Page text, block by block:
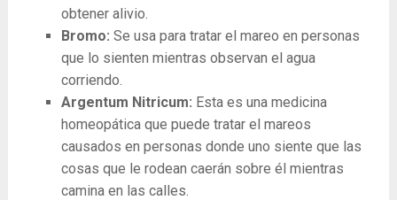
obtener alivio.
Bromo: Se usa para tratar el mareo en personas
que lo sienten mientras observan el agua
corriendo.
Argentum Nitricum: Esta es una medicina
homeopática que puede tratar el mareos
causados ​​en personas donde uno siente que las
cosas que le rodean caerán sobre él mientras
camina en las calles.